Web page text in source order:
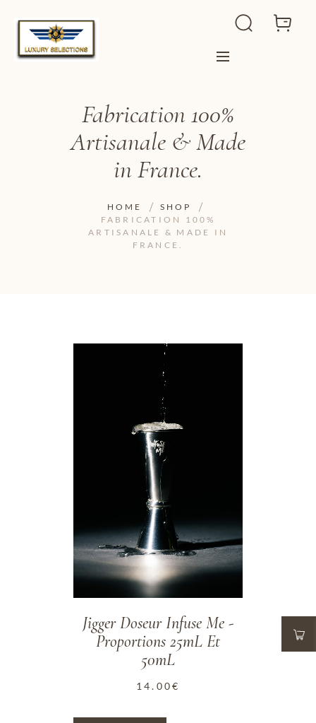
Fabrication 100%
Artisanale & Made
in France.
HOME
SHOP
FABRICATION 100%
ARTISANALE & MADE IN
FRANCE.
Jigger Doseur Infuse Me -
Proportions 25mL Et
50mL
14.00€